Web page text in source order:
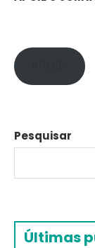
Pesquisar
Últimas